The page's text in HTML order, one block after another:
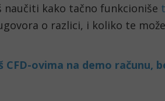
naučiti kako tačno funkcioniše
o razlici, i koliko te
CFD-ovima na demo računu,